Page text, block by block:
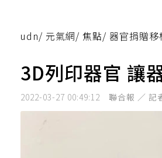
udn/ 元氣網/ 焦點/ 器官捐贈移
3D列印器官 讓
2022-03-27 00:49:12 聯合報 ／ 記